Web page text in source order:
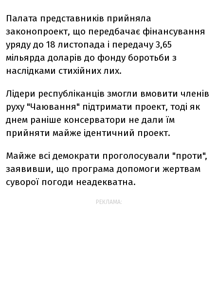
Палата представників прийняла
законопроект, що передбачає фінансування
уряду до 18 листопада і передачу 3,65
мільярда доларів до фонду боротьби з
наслідками стихійних лих.
Лідери республіканців змогли вмовити членів
руху "Чаювання" підтримати проект, тоді як
днем ​​раніше консерватори не дали їм
прийняти майже ідентичний проект.
Майже всі демократи проголосували "проти",
заявивши, що програма допомоги жертвам
суворої погоди неадекватна.
РЕКЛАМА: